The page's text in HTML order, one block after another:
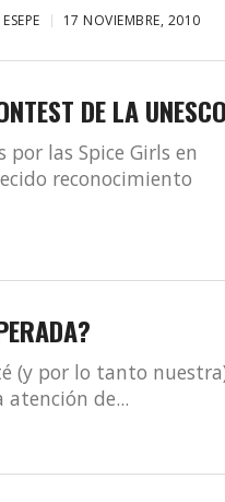
ESEPE 17 NOVIEMBRE, 2010
DE LA UNESCO
las Spice Girls en
reconocimiento
(y por lo tanto
de...